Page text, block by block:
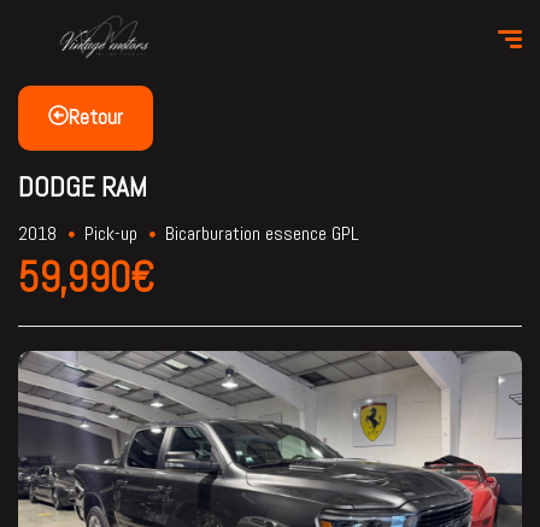
Retour
DODGE RAM
2018 Pick-up Bicarburation essence GPL
59,990€